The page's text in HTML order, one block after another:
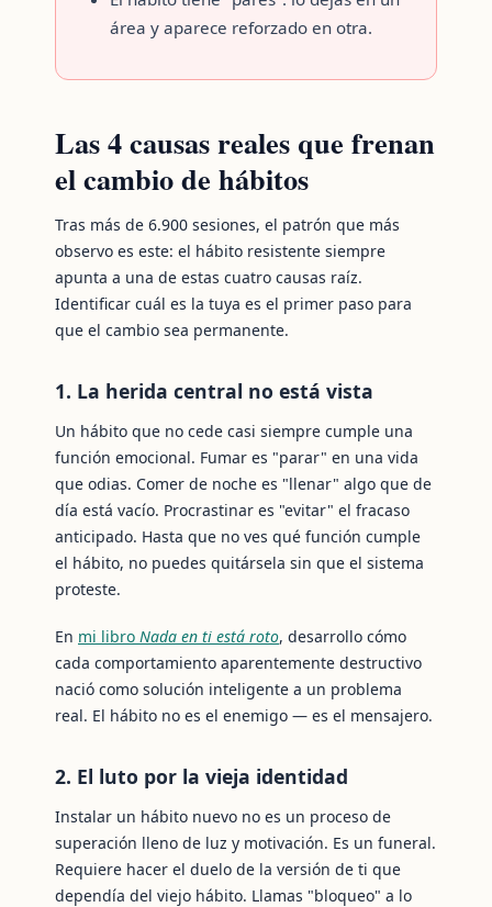
área y aparece reforzado en otra.
Las 4 causas reales que frenan
el cambio de hábitos
Tras más de 6.900 sesiones, el patrón que más
observo es este: el hábito resistente siempre
apunta a una de estas cuatro causas raíz.
Identificar cuál es la tuya es el primer paso para
que el cambio sea permanente.
1. La herida central no está vista
Un hábito que no cede casi siempre cumple una
función emocional. Fumar es "parar" en una vida
que odias. Comer de noche es "llenar" algo que de
día está vacío. Procrastinar es "evitar" el fracaso
anticipado. Hasta que no ves qué función cumple
el hábito, no puedes quitársela sin que el sistema
proteste.
En mi libro Nada en ti está roto, desarrollo cómo
cada comportamiento aparentemente destructivo
nació como solución inteligente a un problema
real. El hábito no es el enemigo — es el mensajero.
2. El luto por la vieja identidad
Instalar un hábito nuevo no es un proceso de
superación lleno de luz y motivación. Es un funeral.
Requiere hacer el duelo de la versión de ti que
dependía del viejo hábito. Llamas "bloqueo" a lo